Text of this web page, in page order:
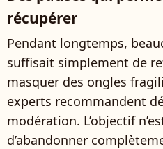
récupérer
Pendant longtemps,
suffisait simplement de
masquer des ongles
experts recommandent
modération. L’objectif
d’abandonner